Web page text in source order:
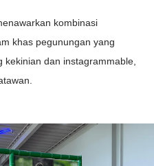
kombinasi
khas pegunungan yang
dan instagrammable,